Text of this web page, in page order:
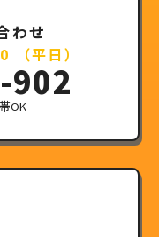
わせ
平日）
902
OK